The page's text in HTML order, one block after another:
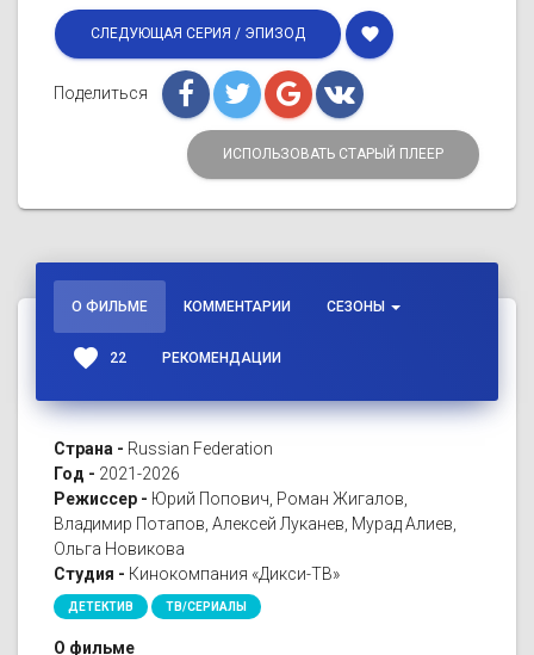
СЛЕДУЮЩАЯ СЕРИЯ / ЭПИЗОД favorite
Поделиться
ИСПОЛЬЗОВАТЬ СТАРЫЙ ПЛЕЕР
О ФИЛЬМЕ КОММЕНТАРИИ СЕЗОНЫ
favorite 22 РЕКОМЕНДАЦИИ
Страна - Russian Federation
Год - 2021-2026
Режиссер - Юрий Попович, Роман Жигалов,
Владимир Потапов, Алексей Луканев, Мурад Алиев,
Ольга Новикова
Студия - Кинокомпания «Дикси-ТВ»
ДЕТЕКТИВ ТВ/СЕРИАЛЫ
О фильме